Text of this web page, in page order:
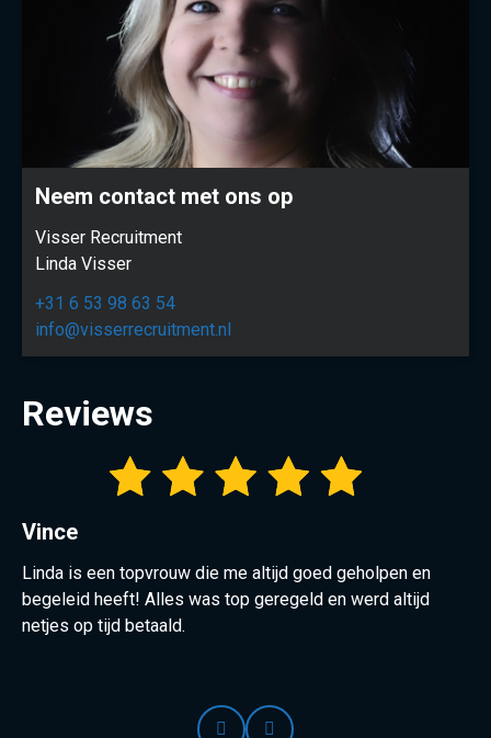
Neem contact met ons op
Visser Recruitment
Linda Visser
+31 6 53 98 63 54
info@visserrecruitment.nl
Reviews
Vince
Linda is een topvrouw die me altijd goed geholpen en
begeleid heeft! Alles was top geregeld en werd altijd
netjes op tijd betaald.
Prev Next